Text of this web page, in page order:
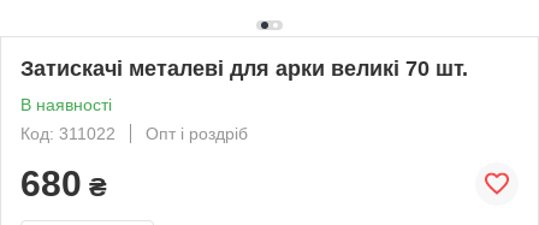
Затискачі металеві для арки великі 70 шт.
В наявності
Код: 311022
Опт і роздріб
680 ₴